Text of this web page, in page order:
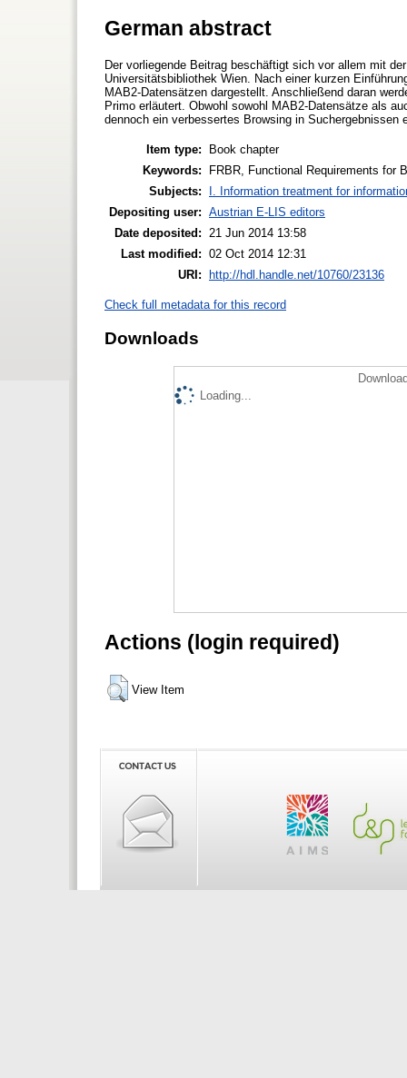
German abstract
Der vorliegende Beitrag beschäftigt sich vor allem mit
Universitätsbibliothek Wien. Nach einer kurzen
MAB2-Datensätzen dargestellt. Anschließend daran
Primo erläutert. Obwohl sowohl MAB2-Datensätze als
dennoch ein verbessertes Browsing in Suchergebnissen
Item type:
Book chapter
Keywords:
FRBR, Functional Requirements for
Subjects:
I. Information treatment for
Depositing user: Austrian E-LIS editors
Date deposited:
21 Jun 2014 13:58
Last modified: 02 Oct 2014 12:31
URI:
http://hdl.handle.net/10760/23136
Check full metadata for this record
Downloads
Loading...
Actions (login required)
View Item